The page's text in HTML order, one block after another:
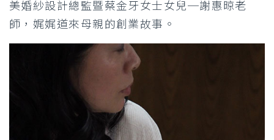
美婚紗設計總監暨蔡金牙女士女兒─謝惠晾老
師，娓娓道來母親的創業故事。